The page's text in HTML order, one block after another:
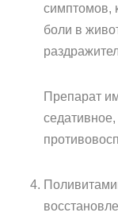
симптомов,
боли в
Препарат